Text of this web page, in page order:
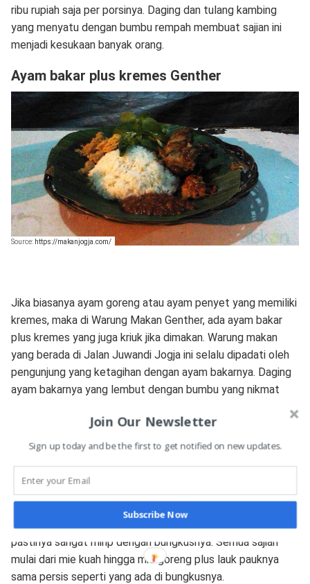
ribu rupiah saja per porsinya. Daging dan tulang kambing
yang menyatu dengan bumbu rempah membuat sajian ini
menjadi kesukaan banyak orang.
Ayam bakar plus kremes Genther
Source: https://makanjogja.com/
Jika biasanya ayam goreng atau ayam penyet yang memiliki
kremes, maka di Warung Makan Genther, ada ayam bakar
plus kremes yang juga kriuk jika dimakan. Warung makan
yang berada di Jalan Juwandi Jogja ini selalu dipadati oleh
pengunjung yang ketagihan dengan ayam bakarnya. Daging
ayam bakarnya yang lembut dengan bumbu yang nikmat
terfavorit di warung makan ini.
Pernahkah kamu makan mie instan dengan sajian yang
bentuknya persis seperti pada bungkusnya? Di Warung Mie
Persis Telap 12 kamu bisa menikmati sajian mie instan yang
pastinya sangat mirip dengan bungkusnya. Semua sajian
mulai dari mie kuah hingga mie goreng plus lauk pauknya
sama persis seperti yang ada di bungkusnya.
Join Our Newsletter
Sign up today and be the first to get notified on new updates.
Subscribe Now